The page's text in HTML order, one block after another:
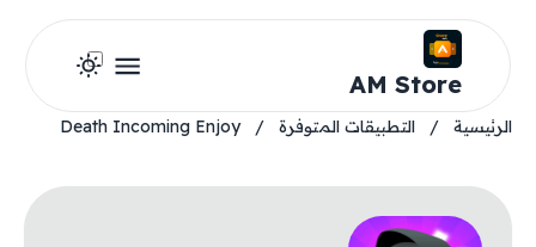
AM Store
الرئيسية / التطبيقات المتوفرة /
Death Incoming Enjoy